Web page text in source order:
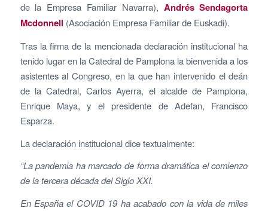
de la Empresa Familiar Navarra), Andrés Sendagorta
Mcdonnell (Asociación Empresa Familiar de Euskadi).
Tras la firma de la mencionada declaración institucional ha
tenido lugar en la Catedral de Pamplona la bienvenida a los
asistentes al Congreso, en la que han intervenido el deán
de la Catedral, Carlos Ayerra, el alcalde de Pamplona,
Enrique Maya, y el presidente de Adefan, Francisco
Esparza.
La declaración institucional dice textualmente:
“La pandemia ha marcado de forma dramática el comienzo
de la tercera década del Siglo XXI.
En España el COVID 19 ha acabado con la vida de miles